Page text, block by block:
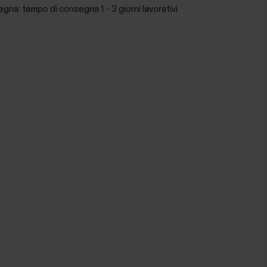
tempo di consegna 1 - 3 giorni lavorativi